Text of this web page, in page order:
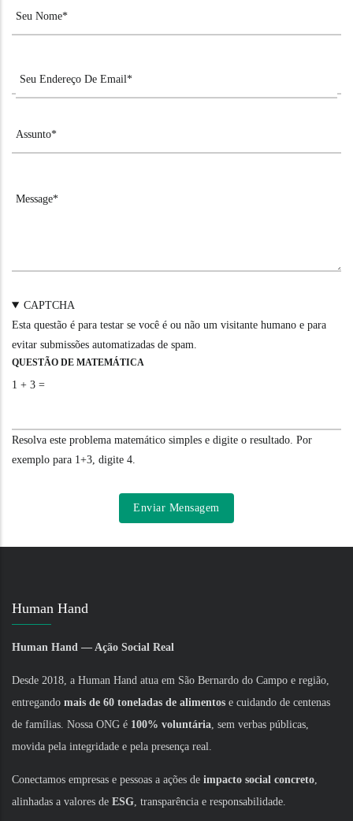
CAPTCHA
Esta questão é para testar se você é ou não um visitante humano e para
evitar submissões automatizadas de spam.
QUESTÃO DE MATEMÁTICA
1 + 3 =
Resolva este problema matemático simples e digite o resultado. Por
exemplo para 1+3, digite 4.
Human Hand
Human Hand — Ação Social Real
Desde 2018, a Human Hand atua em São Bernardo do Campo e região,
entregando mais de 60 toneladas de alimentos e cuidando de centenas
de famílias. Nossa ONG é 100% voluntária , sem verbas públicas,
movida pela integridade e pela presença real.
Conectamos empresas e pessoas a ações de impacto social concreto
alinhadas a valores de ESG , transparência e responsabilidade.